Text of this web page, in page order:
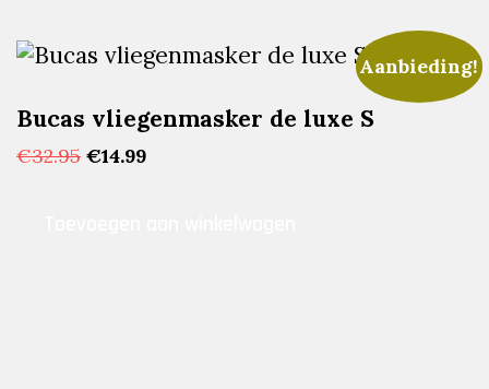
Aanbieding!
Bucas vliegenmasker de luxe S
€32.95 Oorspronkelijke
€14.99Huidige